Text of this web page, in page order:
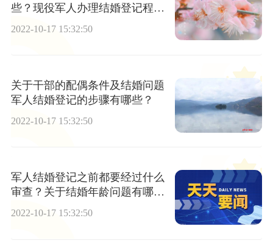
些？现役军人办理结婚登记程序
2022-10-17 15:32:50
关于干部的配偶条件及结婚问题
军人结婚登记的步骤有哪些？
2022-10-17 15:32:50
军人结婚登记之前都要经过什么
审查？关于结婚年龄问题有哪
些？
2022-10-17 15:32:50